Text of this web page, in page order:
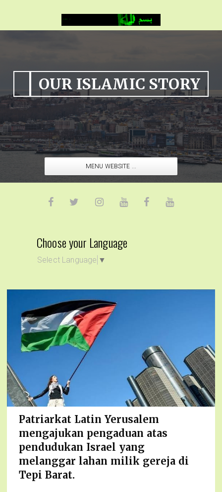
OUR ISLAMIC STORY
MENU WEBSITE ...
Choose your Language
Select Language ▼
Patriarkat Latin Yerusalem
mengajukan pengaduan atas
pendudukan Israel yang
melanggar lahan milik gereja di
Tepi Barat.